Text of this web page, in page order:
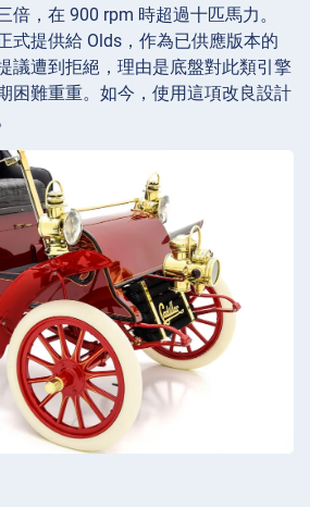
倍，在 900 rpm 時超過十匹馬力。
式提供給 Olds，作為已供應版本的
議遭到拒絕，理由是底盤對此類引擎
困難重重。如今，使用這項改良設計